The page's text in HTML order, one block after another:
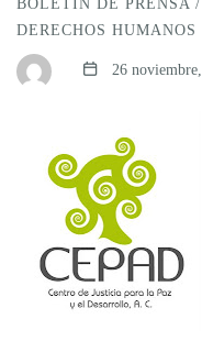
BOLETÍN DE PRENSA /
DERECHOS HUMANOS
26